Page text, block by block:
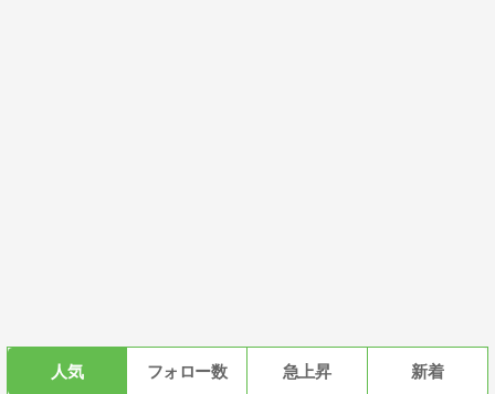
人気 フォロー数 急上昇 新着